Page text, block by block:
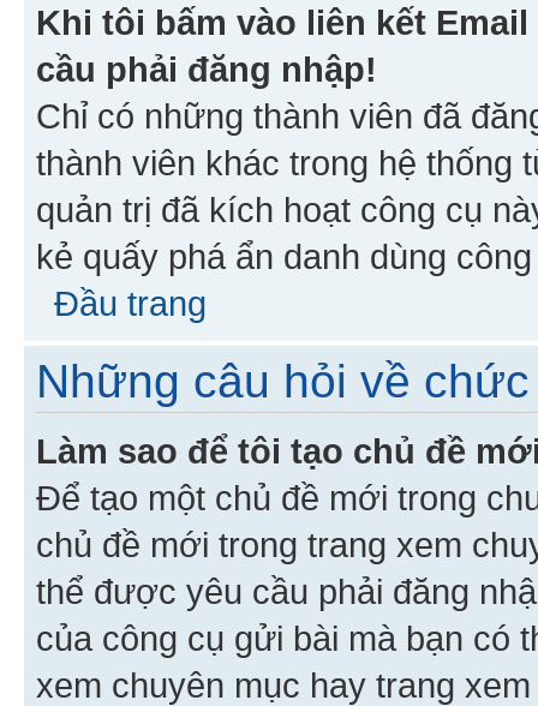
Khi tôi bấm vào liên kết
cầu phải đăng nhập!
Chỉ có những thành viên đã
thành viên khác trong hệ thống
quản trị đã kích hoạt công cụ
kẻ quấy phá ẩn danh dùng
Đầu trang
Những câu hỏi về
Làm sao để tôi tạo chủ đề
Để tạo một chủ đề mới trong
chủ đề mới trong trang xem
thể được yêu cầu phải đăng
của công cụ gửi bài mà bạn có
xem chuyên mục hay trang